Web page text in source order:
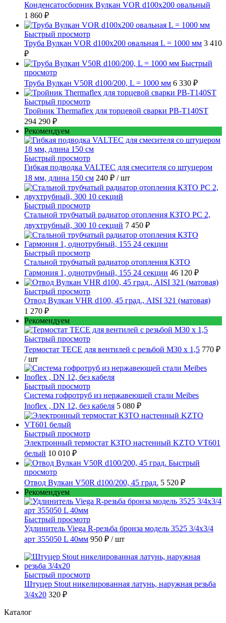
Конденсатосборник Вулкан VOR d100x200 овальный
1 860 ₽
Быстрый просмотр
Труба Вулкан VOR d100x200 овальная L = 1000 мм 3 410
₽
Быстрый
просмотр
Труба Вулкан V50R d100/200, L = 1000 мм 6 330 ₽
Быстрый просмотр
Тройник Thermaflex для торцевой сварки PB-T140ST
294 290 ₽
Рекомендуем
Быстрый просмотр
Гибкая подводка VALTEC для смесителя со штуцером
18 мм, длина 150 см 240 ₽ / шт
Быстрый просмотр
Стальной трубчатый радиатор отопления КЗТО РС 2,
двухтрубный, 300 10 секций 7 450 ₽
Быстрый просмотр
Стальной трубчатый радиатор отопления КЗТО
Гармония 1, однотрубный, 155 24 секции 46 120 ₽
Быстрый просмотр
Отвод Вулкан VHR d100, 45 град., AISI 321 (матовая)
1 270 ₽
Рекомендуем
Быстрый просмотр
Термостат TECE для вентилей с резьбой М30 х 1,5 770 ₽
/ шт
Быстрый просмотр
Cистема гофротруб из нержавеющей стали Meibes
Inoflex , DN 12, без кабеля 5 080 ₽
Быстрый просмотр
Электронный термостат КЗТО настенный KZTO VT601
белый 10 010 ₽
Быстрый
просмотр
Отвод Вулкан V50R d100/200, 45 град. 5 520 ₽
Рекомендуем
Быстрый просмотр
Удлинитель Viega R-резьба бронза модель 3525 3/4x3/4
арт 355050 L 40мм 950 ₽ / шт
Быстрый просмотр
Штуцер Stout никелированная латунь, наружная резьба
3/4x20 320 ₽
Каталог